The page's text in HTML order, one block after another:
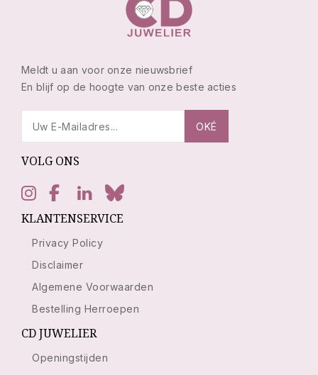
Meldt u aan voor onze nieuwsbrief
En blijf op de hoogte van onze beste acties
VOLG ONS
KLANTENSERVICE
Privacy Policy
Disclaimer
Algemene Voorwaarden
Bestelling Herroepen
CD JUWELIER
Openingstijden